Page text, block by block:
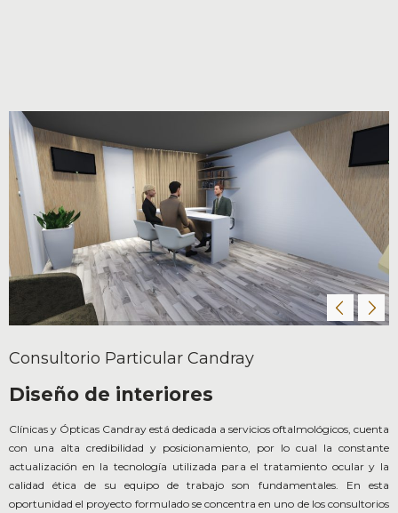
Consultorio Particular Candray
Diseño de interiores
Clínicas y Ópticas Candray está dedicada a servicios oftalmológicos, cuenta
con una alta credibilidad y posicionamiento, por lo cual la constante
actualización en la tecnología utilizada para el tratamiento ocular y la
calidad ética de su equipo de trabajo son fundamentales. En esta
oportunidad el proyecto formulado se concentra en uno de los consultorios